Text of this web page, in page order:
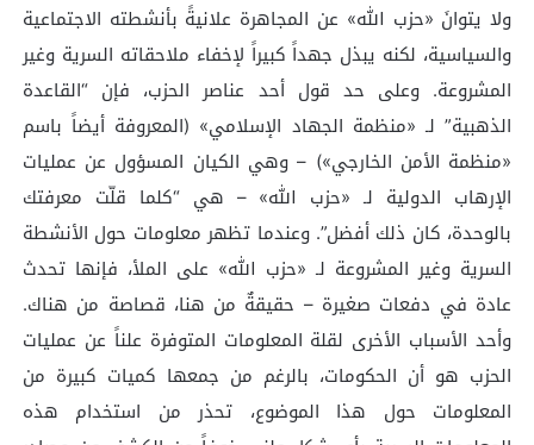
ولا يتوانَ «حزب الله» عن المجاهرة علانيةً بأنشطته الاجتماعية
والسياسية، لكنه يبذل جهداً كبيراً لإخفاء ملاحقاته السرية وغير
المشروعة. وعلى حد قول أحد عناصر الحزب، فإن “القاعدة
الذهبية” لـ «منظمة الجهاد الإسلامي» (المعروفة أيضاً باسم
«منظمة الأمن الخارجي») – وهي الكيان المسؤول عن عمليات
الإرهاب الدولية لـ «حزب الله» – هي “كلما قلّت معرفتك
بالوحدة، كان ذلك أفضل”. وعندما تظهر معلومات حول الأنشطة
السرية وغير المشروعة لـ «حزب الله» على الملأ، فإنها تحدث
عادة في دفعات صغيرة – حقيقةٌ من هنا، قصاصة من هناك.
وأحد الأسباب الأخرى لقلة المعلومات المتوفرة علناً عن عمليات
الحزب هو أن الحكومات، بالرغم من جمعها كميات كبيرة من
المعلومات حول هذا الموضوع، تحذر من استخدام هذه